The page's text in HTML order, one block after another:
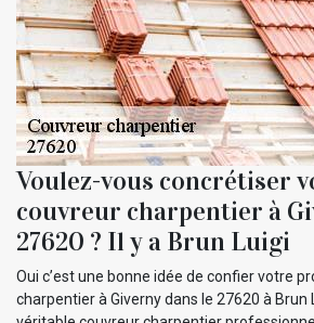
Voulez-vous concrétiser
couvreur charpentier à
27620 ? Il y a Brun Luigi
Oui c’est une bonne idée de confier votre
charpentier à Giverny dans le 27620 à Brun